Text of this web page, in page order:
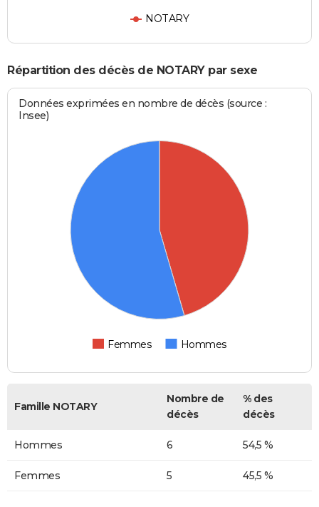
NOTARY
Répartition des décès de NOTARY par sexe
Données exprimées en nombre de décès (source :
Insee)
Femmes Hommes
Famille NOTARY
Nombre de
décès
% des
décès
Hommes 6 54,5 %
Femmes 5 45,5 %